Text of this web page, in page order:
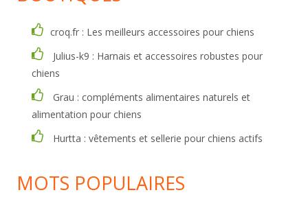
croq.fr : Les meilleurs accessoires pour chiens
Julius-k9 : Harnais et accessoires robustes pour
chiens
Grau : compléments alimentaires naturels et
alimentation pour chiens
Hurtta : vêtements et sellerie pour chiens actifs
MOTS POPULAIRES